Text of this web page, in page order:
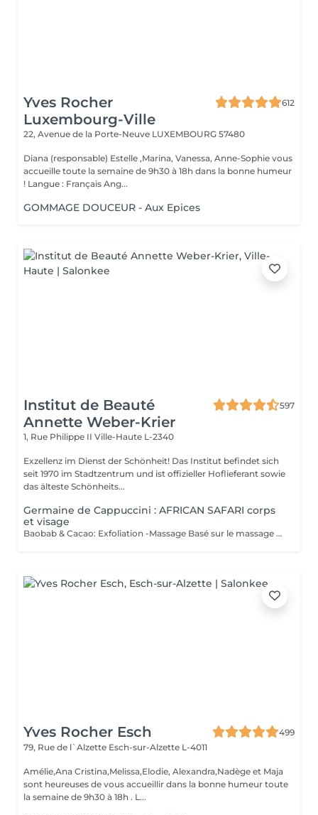
Yves Rocher
Luxembourg-Ville
612
22, Avenue de la Porte-Neuve LUXEMBOURG 57480
Diana (responsable) Estelle ,Marina, Vanessa, Anne-Sophie vous
accueille toute la semaine de 9h30 à 18h dans la bonne humeur
! Langue : Français Ang...
GOMMAGE DOUCEUR - Aux Epices
Institut de Beauté
Annette Weber-Krier
597
1, Rue Philippe II Ville-Haute L-2340
Exzellenz im Dienst der Schönheit! Das Institut befindet sich
seit 1970 im Stadtzentrum und ist offizieller Hoflieferant sowie
das älteste Schönheits...
Germaine de Cappuccini : AFRICAN SAFARI corps
et visage
Baobab & Cacao: Exfoliation -Massage Basé sur le massage Hilotra de Madagascar, il combine des techniques ancestrales africaines et asiatiques pour générer une sensation de connexion avec la nature et un équilibre corporel. AFRICAN BLISS : Massage SWEET Maternity: Basé sur la technique du drainage lymphatique, ce rituel combine des mouvements ascendants et des mouvements enveloppants qui favorisent une sensation de légèreté et de confort immédiate dans les jambes Light Legs : Basé sur la technique du drainage lymphatique, ce rituel combine des mouvements ascendants et des mouvements enveloppants qui favorisent une sensation de légèreté et de confort immédiate dans les jambes
Yves Rocher Esch
499
79, Rue de l`Alzette Esch-sur-Alzette L-4011
Amélie,Ana Cristina,Melissa,Elodie, Alexandra,Nadège et Maja
sont heureuses de vous accueillir dans la bonne humeur toute
la semaine de 9h30 à 18h . L...